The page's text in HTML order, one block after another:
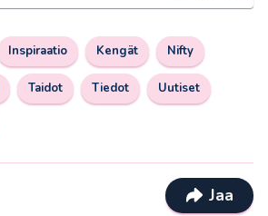
Inspiraatio Kengät Nifty
Taidot Tiedot Uutiset
Jaa